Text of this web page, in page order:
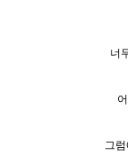
너
그